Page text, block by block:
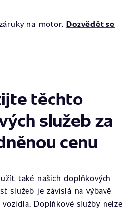
na motor.Dozvědět se
těchto
služeb za
cenu
také našich doplňkových
služeb je závislá na výbavě
Doplňkové služby nelze